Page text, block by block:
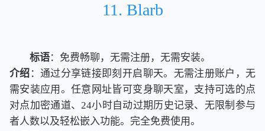
11. Blarb
标语：免费畅聊，无需注册，无需安装。
介绍 ：通过分享链接即刻开启聊天。无需注册账户，无
需安装应用。任意网址皆可变身聊天室，支持可选的点
对点加密通道、24小时自动过期历史记录、无限制参与
者人数以及轻松嵌入功能。完全免费使用。